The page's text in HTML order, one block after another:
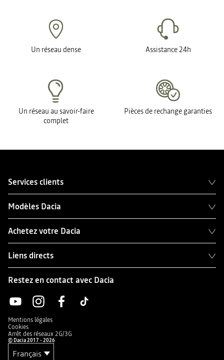
Un réseau dense Assistance 24h
Un réseau au savoir-faire
complet
Pièces de rechange garanties
Services clients
Modèles Dacia
Achetez votre Dacia
Liens directs
Restez en contact avec Dacia
Mentions légales
Cookies
Arrêt des réseaux 2G/3G
© Dacia 2017 - 2026